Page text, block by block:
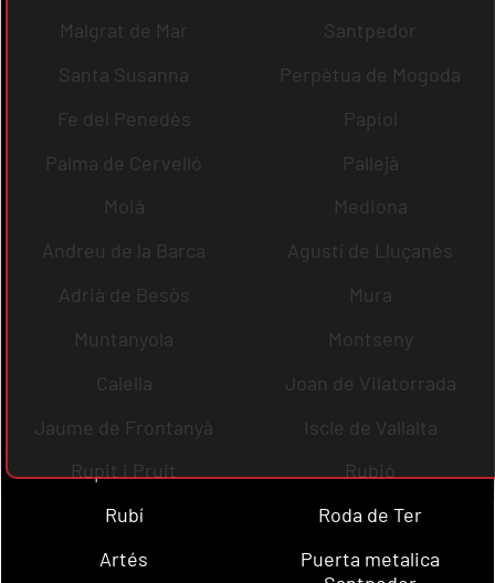
Malgrat de Mar
Santpedor
Santa Susanna
Perpètua de Mogoda
Fe del Penedès
Papiol
Palma de Cervelló
Pallejà
Moià
Mediona
Andreu de la Barca
Agustí de Lluçanès
Adrià de Besòs
Mura
Muntanyola
Montseny
Calella
Joan de Vilatorrada
Jaume de Frontanyà
Iscle de Vallalta
Rupit i Pruit
Rubió
Rubí
Roda de Ter
Artés
Puerta metalica